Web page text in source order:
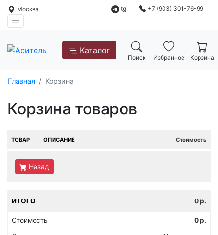
Москва tg +7 (903) 301-76-99
Каталог
Поиск Избранное Корзина
Главная Корзина
Корзина товаров
ТОВАР ОПИСАНИЕ Стоимость
Назад
ИТОГО 0р.
Стоимость 0р.